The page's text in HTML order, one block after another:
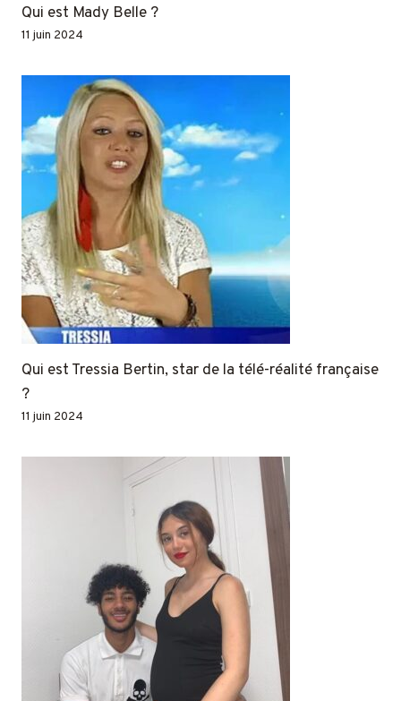
Qui est Mady Belle ?
11 juin 2024
Qui est Tressia Bertin, star de la télé-réalité française
?
11 juin 2024